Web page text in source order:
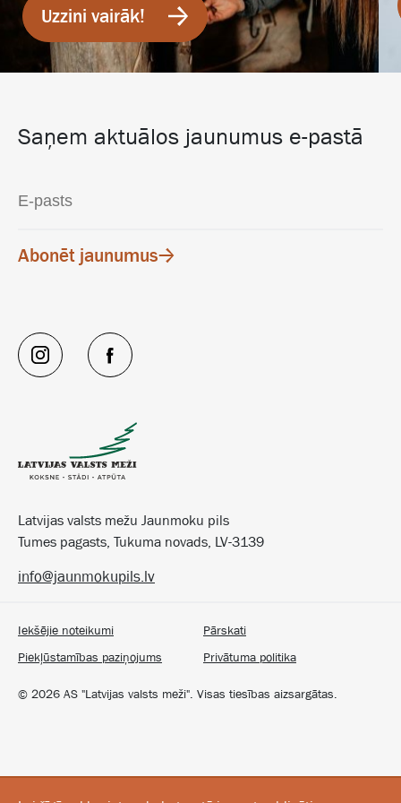
Uzzini vairāk!
Latvijas valsts mežu Jaunmoku pils
Tumes pagasts, Tukuma novads, LV-3139
Saņem aktuālos jaunumus e-pastā
Abonēt jaunumus
© 2026 AS "Latvijas valsts meži". Visas tiesības aizsargātas.
Iekšējie noteikumi
Pārskati
Piekļūstamības paziņojums
Privātuma politika
info@jaunmokupils.lv